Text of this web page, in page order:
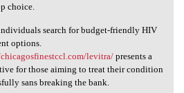
choice.
search for budget-friendly HIV
options.
levitra/presents a
for those aiming to treat their condition
sans breaking the bank.